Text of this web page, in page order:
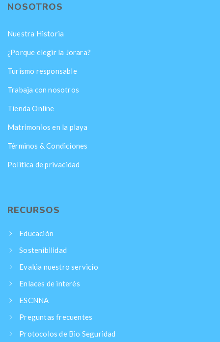
NOSOTROS
Nuestra Historia
¿Porque elegir la Jorara?
Turismo responsable
Trabaja con nosotros
Tienda Online
Matrimonios en la playa
Términos & Condiciones
Politica de privacidad
RECURSOS
Educación
Sostenibilidad
Evalúa nuestro servicio
Enlaces de interés
ESCNNA
Preguntas frecuentes
Protocolos de Bio Seguridad